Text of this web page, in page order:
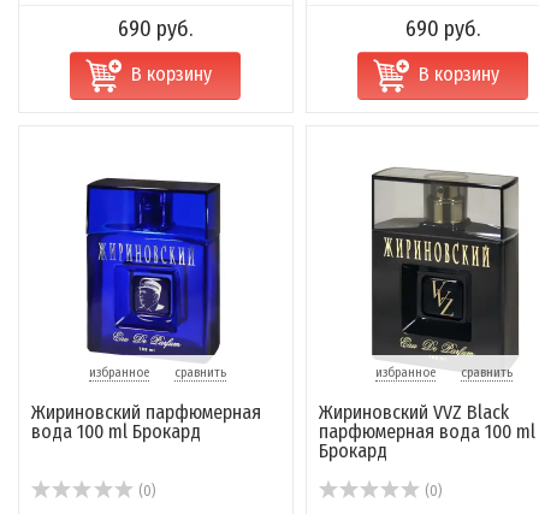
690 руб.
В корзину
690 руб.
В корзину
избранное сравнить
Жириновский парфюмерная
вода 100 ml Брокард
(0)
избранное сравнить
Жириновский VVZ Black
парфюмерная вода 100 ml
Брокард
(0)